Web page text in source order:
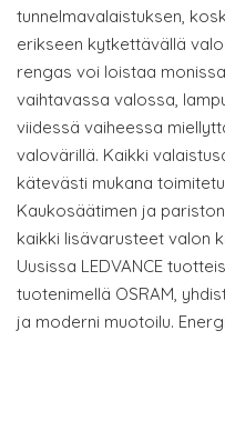
tunnelmavalaistuksen,
erikseen kytkettävällä
rengas voi loistaa
vaihtavassa valossa,
viidessä vaiheessa
valovärillä. Kaikki
kätevästi mukana
Kaukosäätimen ja
kaikki lisävarusteet valon
Uusissa LEDVANCE
tuotenimellä OSRAM,
ja moderni muotoilu.